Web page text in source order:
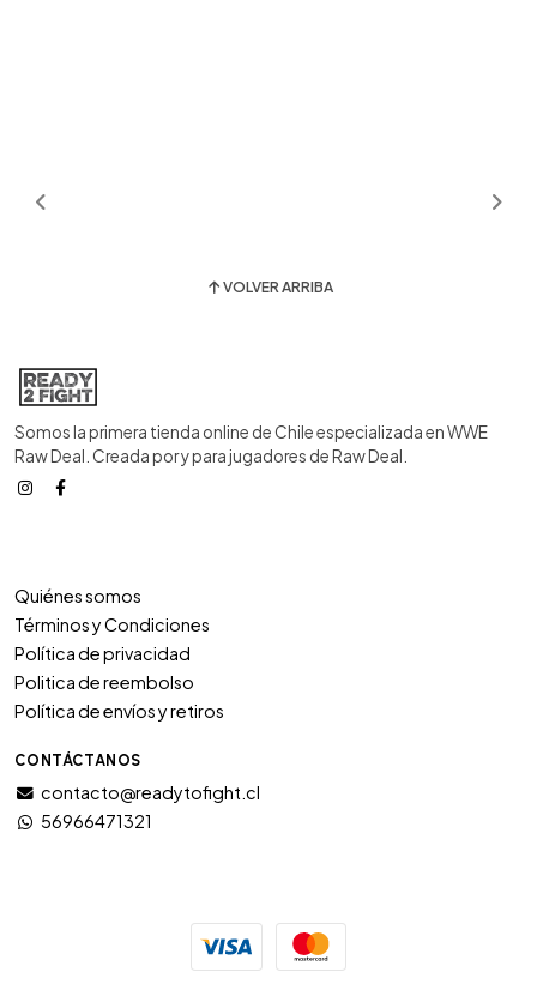
VOLVER ARRIBA
Somos la primera tienda online de Chile especializada en WWE
Raw Deal. Creada por y para jugadores de Raw Deal.
Quiénes somos
Términos y Condiciones
Política de privacidad
Politica de reembolso
Política de envíos y retiros
CONTÁCTANOS
contacto@readytofight.cl
56966471321